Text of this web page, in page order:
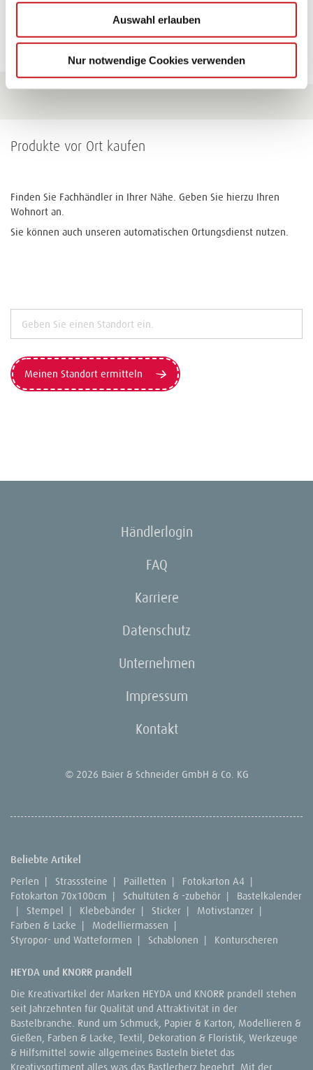
Auswahl erlauben
Nur notwendige Cookies verwenden
Zu allen Tipps
Produkte vor Ort kaufen
Finden Sie Fachhändler in Ihrer Nähe. Geben Sie hierzu Ihren
Wohnort an.
Sie können auch unseren automatischen Ortungsdienst nutzen.
Meinen Standort ermitteln
Händlerlogin
FAQ
Karriere
Datenschutz
Unternehmen
Impressum
Kontakt
© 2026 Baier & Schneider GmbH & Co. KG
Beliebte Artikel
Perlen | Strasssteine | Pailletten | Fotokarton A4 |
Fotokarton 70x100cm | Schultüten & -zubehör |
Bastelkalender
|
Stempel | Klebebänder | Sticker | Motivstanzer |
Farben & Lacke | Modelliermassen |
Styropor- und Watteformen | Schablonen | Konturscheren
HEYDA und KNORR prandell
Die Kreativartikel der Marken HEYDA und KNORR prandell stehen
seit Jahrzehnten für Qualität und Attraktivität in der
Bastelbranche. Rund um Schmuck, Papier & Karton, Modellieren &
Gießen, Farben & Lacke, Textil, Dekoration & Floristik, Werkzeuge
& Hilfsmittel sowie allgemeines Basteln bietet das
Kreativsortiment alles was das Bastlerherz begehrt. Mit der